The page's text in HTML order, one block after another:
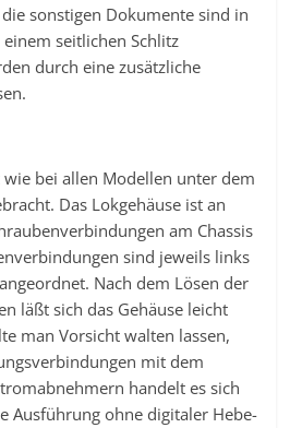
sonstigen Dokumente sind in
seitlichen Schlitz
durch eine zusätzliche
bei allen Modellen unter dem
Das Lokgehäuse ist an
am Chassis
sind jeweils links
Nach dem Lösen der
läßt sich das Gehäuse leicht
man Vorsicht walten lassen,
mit dem
handelt es sich
Ausführung ohne digitaler Hebe-